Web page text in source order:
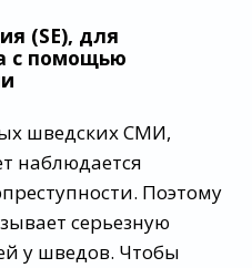
(SE), для
с помощью
шведских СМИ,
наблюдается
Поэтому
серьезную
у шведов. Чтобы